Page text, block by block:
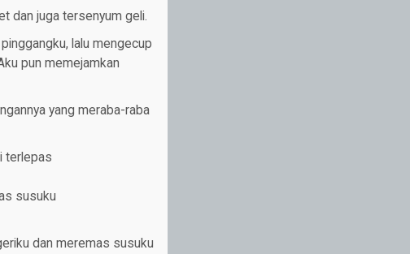
dan juga tersenyum geli.
lalu mengecup
pun memejamkan
yang meraba-raba
terlepas
susuku
dan meremas susuku